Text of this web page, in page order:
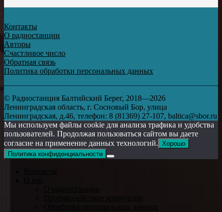
Контакты
О радиостанции
Авторы
Счастливое число
Обратная связь
Политика обработки персональных данных
© Радиостанция Балтийский Берег, 2018—2026
Ленинградская область, г. Сосновый Бор, улица
Ленинградская, д.46, телефон: 8 (81369) 27-107, baltica@sbor.ru
Мы используем файлы cookie для анализа трафика и удобства
пользователей. Продолжая пользоваться сайтом вы даете
согласие на применение данных технологий. Хорошо
Политика конфиденциальности